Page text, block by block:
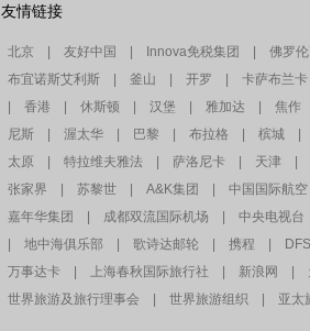
友情链接
北京 友好中国 Innova免税集团
佛罗
布宜诺斯艾利斯
釜山 开罗
卡萨布兰卡
香港 休斯顿 汉堡 雅加达
焦作
尼斯
渥太华 巴黎 布拉格 槟城
太原
特拉维夫雅法 萨洛尼卡 天津
张家界
苏黎世 A&K集团
中国国际航空
嘉年华集团
成都双流国际机场
中央电视台
地中海俱乐部 歌诗达邮轮 携程
万事达卡
上海春秋国际旅行社 新浪网
世界旅游及旅行理事会
世界旅游组织 亚太